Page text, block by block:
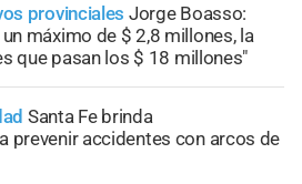
provinciales Jorge Boasso:
máximo de $ 2,8 millones, la
que pasan los $ 18 millones"
Santa Fe brinda
prevenir accidentes con arcos de